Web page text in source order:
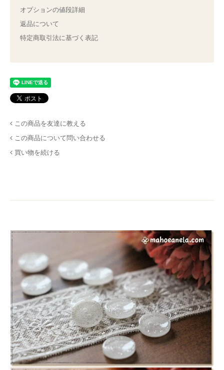
オプションの値段詳細
返品について
特定商取引法に基づく表記
この商品を友達に教える
この商品について問い合わせる
買い物を続ける